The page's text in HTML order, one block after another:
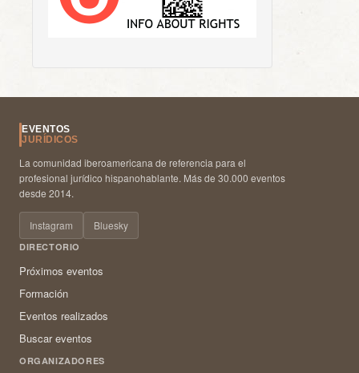
EVENTOS
JURÍDICOS
La comunidad iberoamericana de referencia para el
profesional jurídico hispanohablante. Más de 30.000 eventos
desde 2014.
Instagram Bluesky
DIRECTORIO
Próximos eventos
Formación
Eventos realizados
Buscar eventos
ORGANIZADORES